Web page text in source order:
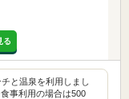
る
と温泉を利用しまし
事利用の場合は500